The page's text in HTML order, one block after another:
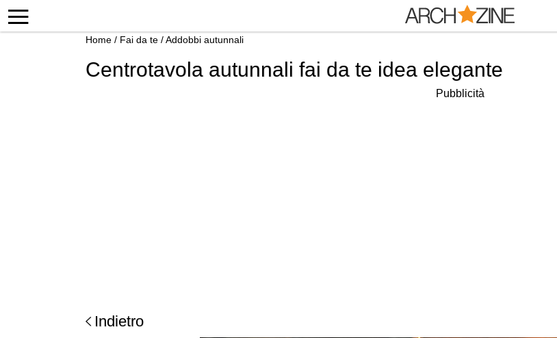
Home / Fai da te /Addobbi autunnali
Centrotavola autunnali fai da te idea elegante
Pubblicità
Indietro